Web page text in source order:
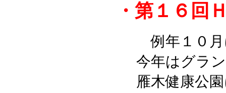
・第１６回
例年１０月
今年はグラ
雁木健康公